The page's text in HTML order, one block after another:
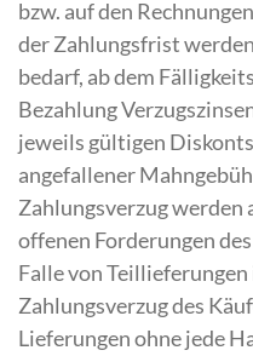
bzw. auf den
der Zahlungsfrist
bedarf, ab dem
Bezahlung
jeweils gültigen
angefallener
Zahlungsverzug werden
offenen Forderungen
Falle von
Zahlungsverzug des
Lieferungen ohne jede